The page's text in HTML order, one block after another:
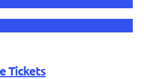
Tickets